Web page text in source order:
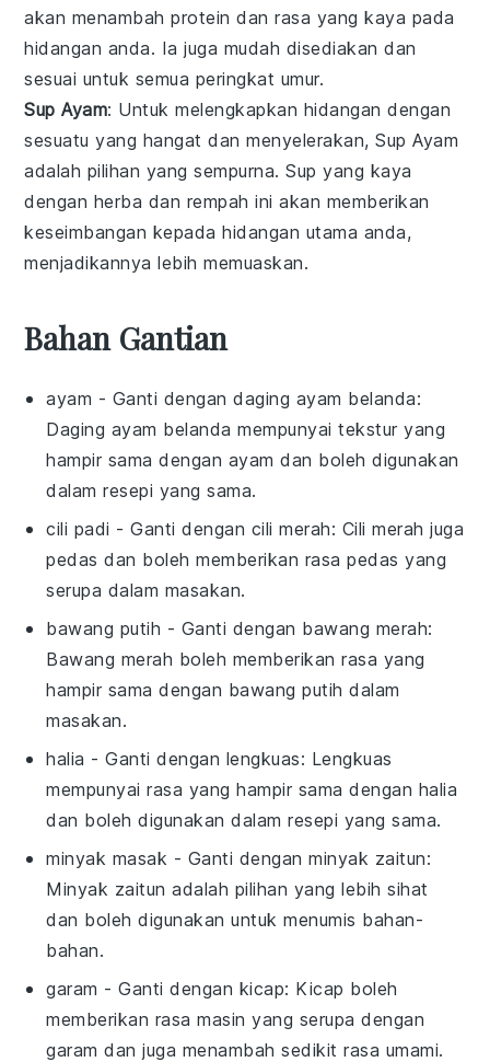
akan menambah protein dan rasa yang kaya pada
hidangan anda. Ia juga mudah disediakan dan
sesuai untuk semua peringkat umur.
Sup Ayam: Untuk melengkapkan hidangan dengan
sesuatu yang hangat dan menyelerakan,Sup Ayam
adalah pilihan yang sempurna. Sup yang kaya
dengan herba dan rempah ini akan memberikan
keseimbangan kepada hidangan utama anda,
menjadikannya lebih memuaskan.
Bahan Gantian
ayam - Ganti dengandaging ayam belanda:
Daging ayam belanda mempunyai tekstur yang
hampir sama dengan ayam dan boleh digunakan
dalam resepi yang sama.
cili padi - Ganti dengan cili merah: Cili merah juga
pedas dan boleh memberikan rasa pedas yang
serupa dalam masakan.
bawang putih - Ganti dengan bawang merah:
Bawang merah boleh memberikan rasa yang
hampir sama dengan bawang putih dalam
masakan.
halia - Ganti dengan lengkuas: Lengkuas
mempunyai rasa yang hampir sama dengan halia
dan boleh digunakan dalam resepi yang sama.
minyak masak - Ganti denganminyak zaitun:
Minyak zaitun adalah pilihan yang lebih sihat
dan boleh digunakan untuk menumis bahan-
bahan.
garam - Ganti dengan kicap: Kicap boleh
memberikan rasa masin yang serupa dengan
garam dan juga menambah sedikit rasa umami.